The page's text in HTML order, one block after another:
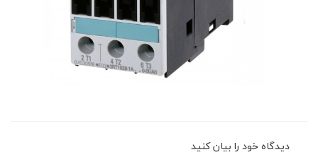
دیدگاه خود را بیان کنید